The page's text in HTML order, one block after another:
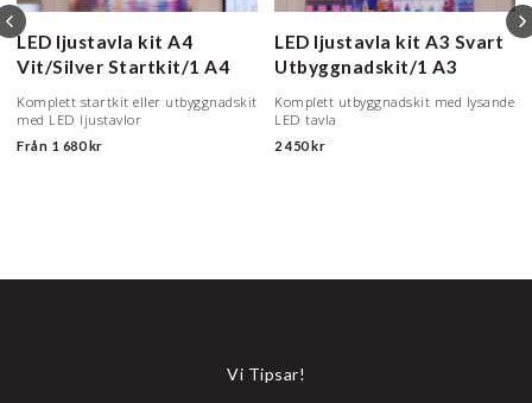
LED ljustavla kit A4
Vit/Silver Startkit/1 A4
Komplett startkit eller utbyggnadskit
med LED ljustavlor
Från 1 680 kr
LED ljustavla kit A3 Svart
Utbyggnadskit/1 A3
Komplett utbyggnadskit med lysande
LED tavla
2 450 kr
Vi Tipsar!